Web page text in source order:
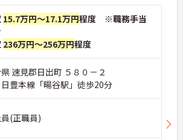
15.7万円～17.1万円程度 ※職務手当
236万円～256万円程度
速見郡日出町 ５８０－２
日豊本線「暘谷駅」徒歩20分
(正職員)